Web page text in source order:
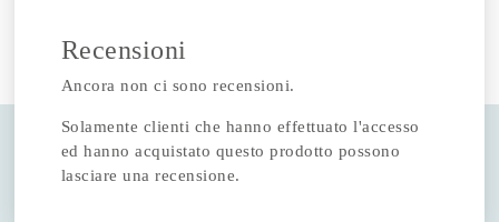
Recensioni
Ancora non ci sono recensioni.
Solamente clienti che hanno effettuato l'accesso
ed hanno acquistato questo prodotto possono
lasciare una recensione.